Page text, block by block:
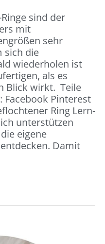
sind der
mit
sehr
sich die
wiederholen ist
als es
Blick wirkt. Teile
Facebook Pinterest
Ring Lern-
unterstützen
eigene
Damit